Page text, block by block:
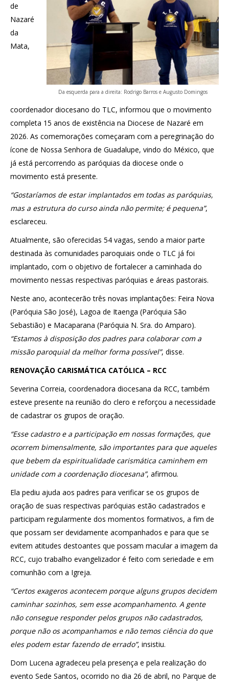
Da esquerda para a direita: Rodrigo Barros e Augusto Domingos
de
Nazaré
da
Mata,
coordenador diocesano do TLC, informou que o movimento
completa 15 anos de existência na Diocese de Nazaré em
2026. As comemorações começaram com a peregrinação do
ícone de Nossa Senhora de Guadalupe, vindo do México, que
já está percorrendo as paróquias da diocese onde o
movimento está presente.
“Gostaríamos de estar implantados em todas as paróquias,
mas a estrutura do curso ainda não permite; é pequena”,
esclareceu.
Atualmente, são oferecidas 54 vagas, sendo a maior parte
destinada às comunidades paroquiais onde o TLC já foi
implantado, com o objetivo de fortalecer a caminhada do
movimento nessas respectivas paróquias e áreas pastorais.
Neste ano, acontecerão três novas implantações: Feira Nova
(Paróquia São José), Lagoa de Itaenga (Paróquia São
Sebastião) e Macaparana (Paróquia N. Sra. do Amparo).
“Estamos à disposição dos padres para colaborar com a
missão paroquial da melhor forma possível”, disse.
RENOVAÇÃO CARISMÁTICA CATÓLICA – RCC
Severina Correia, coordenadora diocesana da RCC, também
esteve presente na reunião do clero e reforçou a necessidade
de cadastrar os grupos de oração.
“Esse cadastro e a participação em nossas formações, que
ocorrem bimensalmente, são importantes para que aqueles
que bebem da espiritualidade carismática caminhem em
unidade com a coordenação diocesana”, afirmou.
Ela pediu ajuda aos padres para verificar se os grupos de
oração de suas respectivas paróquias estão cadastrados e
participam regularmente dos momentos formativos, a fim de
que possam ser devidamente acompanhados e para que se
evitem atitudes destoantes que possam macular a imagem da
RCC, cujo trabalho evangelizador é feito com seriedade e em
comunhão com a Igreja.
“Certos exageros acontecem porque alguns grupos decidem
caminhar sozinhos, sem esse acompanhamento. A gente
não consegue responder pelos grupos não cadastrados,
porque não os acompanhamos e não temos ciência do que
eles podem estar fazendo de errado”, insistiu.
Dom Lucena agradeceu pela presença e pela realização do
evento Sede Santos, ocorrido no dia 26 de abril, no Parque de